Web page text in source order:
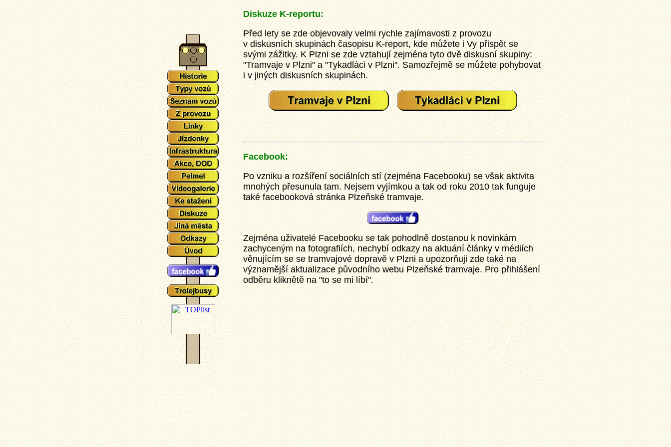
Plzeňské tramvaje - aktuální události a
zajímavosti z plzeňského tramvajové provozu,
popisy typů vozů a zejména mnoho aktuálních
fotografií plzeňských tramvají (nechybí ani
výluky, vykolejení či povodně a další zajímavotsi
z plzeňské MHD). Tramvaj - Plzeň.
Diskuze K-reportu:
Před lety se zde objevovaly velmi rychle zajímavosti z provozu
v diskusních skupinách časopisu K-report, kde můžete i Vy přispět se
svými zážitky. K Plzni se zde vztahují zejména tyto dvě diskusní skupiny:
"Tramvaje v Plzni" a "Tykadláci v Plzni". Samozřejmě se můžete pohybovat
i v jiných diskusních skupinách.
Facebook:
Po vzniku a rozšíření sociálních stí (zejména Facebooku) se však aktivita
mnohých přesunula tam. Nejsem vyjímkou a tak od roku 2010 tak funguje
také facebooková stránka Plzeňské tramvaje.
Zejména uživatelé Facebooku se tak pohodlně dostanou k novinkám
zachyceným na fotografiích, nechybí odkazy na aktuání články v médiích
věnujícím se se tramvajové dopravě v Plzni a upozorňuji zde také na
významější aktualizace původního webu Plzeňské tramvaje. Pro přihlášení
odběru kliknětě na "to se mi líbí".